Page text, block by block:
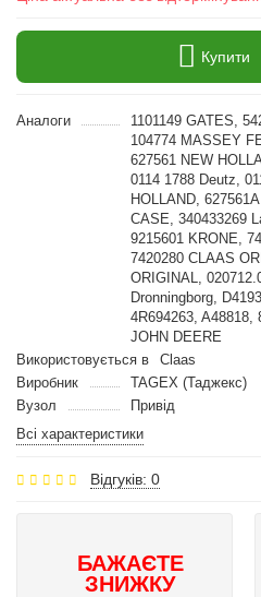
Купити
Аналоги
1101149 GATES,
104774 MASSEY
627561 NEW
0114 1788 Deutz,
HOLLAND,
CASE, 340433269
9215601 KRONE,
7420280 CLAAS
ORIGINAL,
Dronningborg,
4R694263, A48818,
JOHN DEERE
Використовується в
Claas
Виробник
TAGEX (Таджекс)
Вузол
Привід
Всі характеристики
Відгуків: 0
БАЖАЄТЕ
ЗНИЖКУ